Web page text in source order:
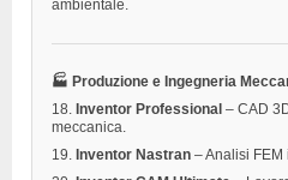
ambientale.
🏭 Produzione e Ingegneria
18. Inventor Professional – CAD
meccanica.
19. Inventor Nastran – Analisi FEM